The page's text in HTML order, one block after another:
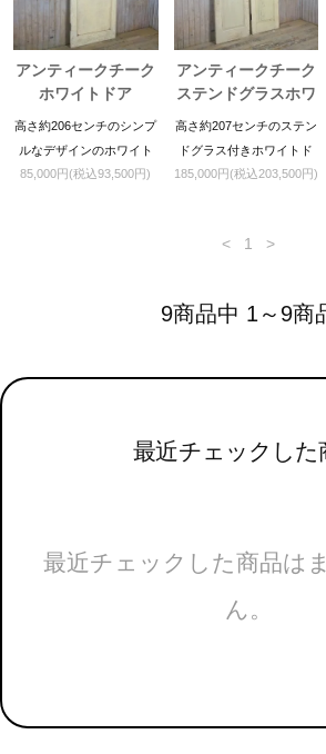
アンティークチーク
ホワイトドア
高さ約206センチのシンプ
ルなデザインのホワイト
ドアです。
85,000円(税込93,500円)
アンティークチーク
ステンドグラスホワ
イトドア
高さ約207センチのステン
ドグラス付きホワイトド
アです。
185,000円(税込203,500円)
< 1 >
9商品中 1～9商
最近チェックした
最近チェックした商品は
ん。